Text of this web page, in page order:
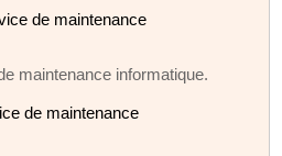
de maintenance
maintenance informatique.
de maintenance